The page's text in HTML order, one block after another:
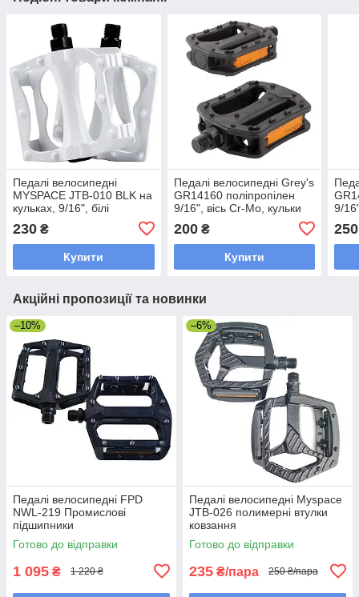
Педалі велосипедні
MYSPACE JTB-010 BLK на
кульках, 9/16", білі
230 ₴
Купити
Педалі велосипедні Grey's
GR14160 поліпропілен
9/16", вісь Cr-Mo, кульки
200₴
Купити
9/
250
Акційні пропозиції та новинки
–10%
Педалі велосипедні FPD
NWL-219 Промислові
підшипники
Готово до відправки
1 095 ₴ 1 220 ₴
–6%
Педалі велосипедні Myspace
JTB-026 полимерні втулки
ковзання
Готово до відправки
235 ₴/пара 250 ₴/пара